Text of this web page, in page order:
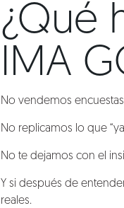
¿Qué
IMA
No vendemos
No replicamos lo que
No te dejamos con el
Y si después de
reales.